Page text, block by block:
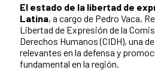
El estado de la libertad de
Latina, a cargo de Pedro Vaca,
Libertad de Expresión de la
Derechos Humanos (CIDH), una
relevantes en la defensa y
fundamental en la región.